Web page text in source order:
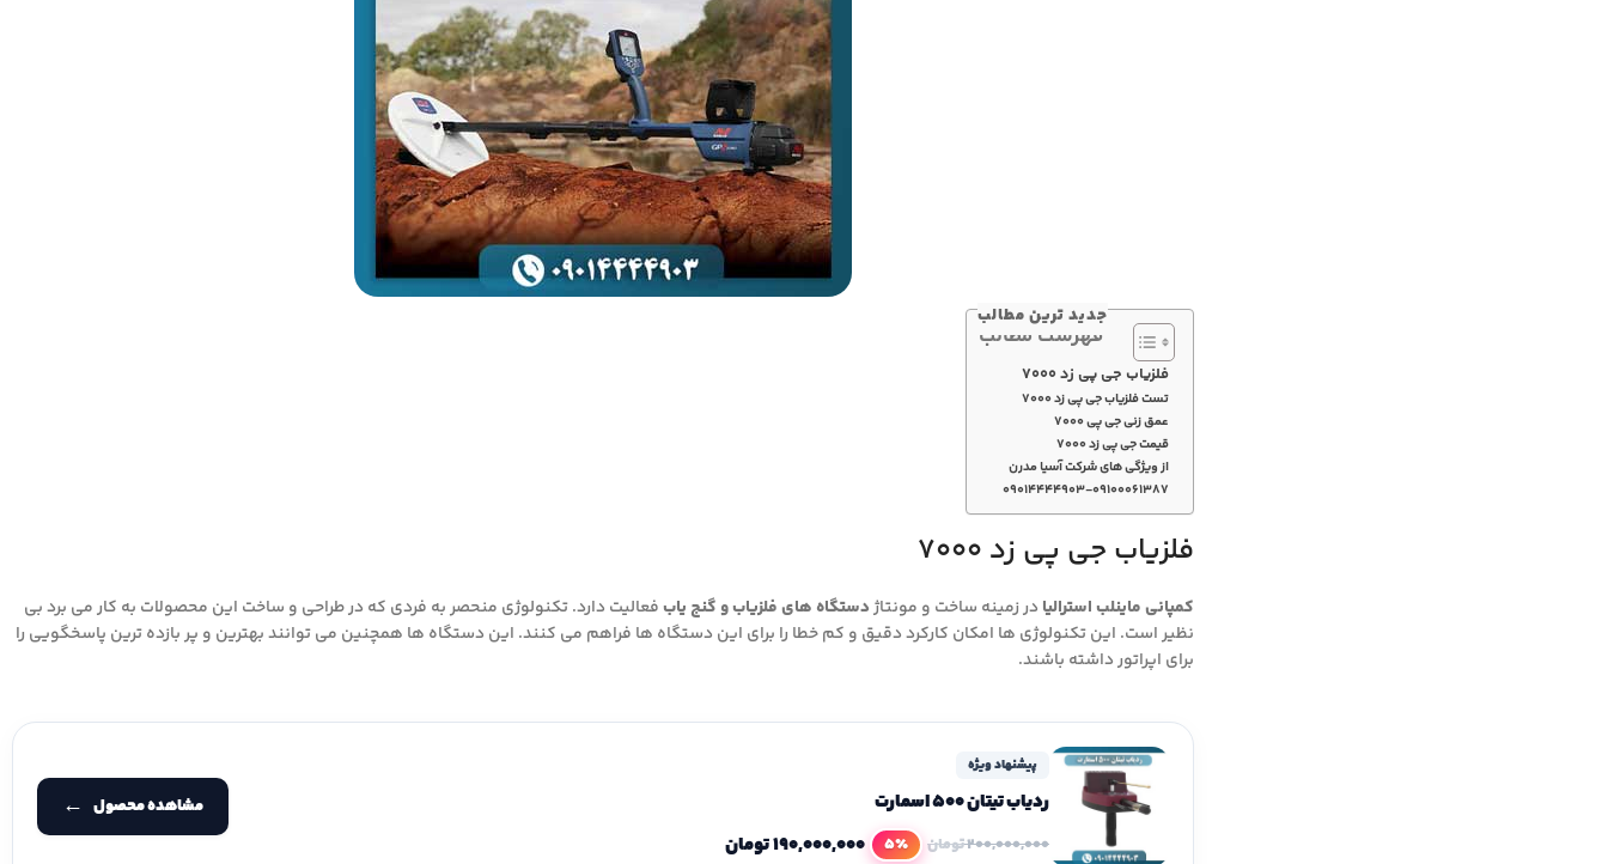
جدید ترین مطالب
فهرست مطالب
فلزیاب جی پی زد 7000
تست فلزیاب جی پی زد 7000
عمق زنی جی پی 7000
قیمت جی پی زد ۷۰۰۰
از ویژگی های شرکت آسیا مدرن
۰۹۰۱۴۴۴۴۹۰۳-۰۹۱۰۰۰۶۱۳۸۷
فلزیاب جی پی زد 7000
کمپانی ماینلب استرالیا در زمینه ساخت و مونتاژدستگاه های فلزیاب و گنج یابفعالیت دارد. تکنولوژی منحصر به فردی که در طراحی و ساخت این محصولات به کار می برد بی
نظیر است. این تکنولوژی ها امکان کارکرد دقیق و کم خطا را برای این دستگاه ها فراهم می کنند. این دستگاه ها همچنین می توانند بهترین و پر بازده ترین پاسخگویی را
برای اپراتور داشته باشند.
پیشنهاد ویژه
ردیاب تیتان 500 اسمارت
۲۰۰,۰۰۰,۰۰۰تومان 5٪ ۱۹۰,۰۰۰,۰۰۰تومان
مشاهده محصول